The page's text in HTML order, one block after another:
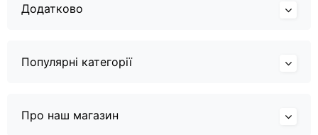
Додатково
Популярні категорії
Про наш магазин